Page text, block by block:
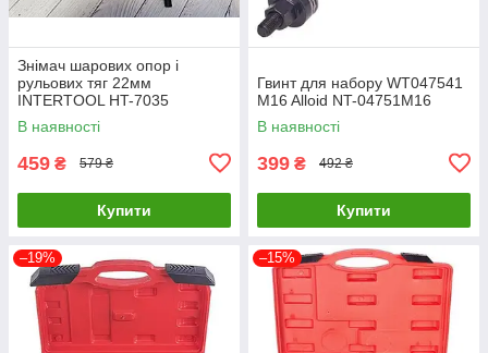
Знімач шарових опор і
рульових тяг 22мм
INTERTOOL HT-7035
LuxPrice
В наявності
459 ₴ 579 ₴
Купити
Гвинт для набору WT047541
M16 Alloid NT-04751M16
В наявності
399 ₴ 492 ₴
Купити
–19% –15%